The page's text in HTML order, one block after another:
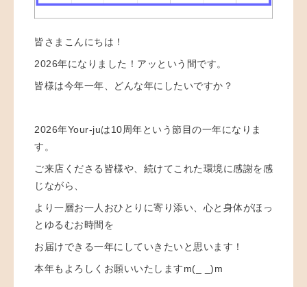
皆さまこんにちは！
2026年になりました！アッという間です。
皆様は今年一年、どんな年にしたいですか？
2026年Your-juは10周年という節目の一年になりま
す。
ご来店くださる皆様や、続けてこれた環境に感謝を感
じながら、
より一層お一人おひとりに寄り添い、心と身体がほっ
とゆるむお時間を
お届けできる一年にしていきたいと思います！
本年もよろしくお願いいたしますm(_ _)m